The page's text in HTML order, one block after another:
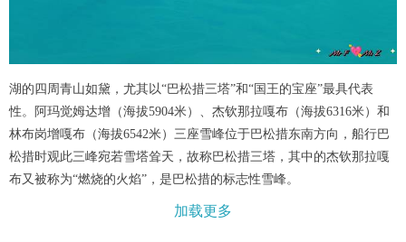
湖的四周青山如黛，尤其以“巴松措三塔”和“国王的宝座”最具代表
性。阿玛觉姆达增（海拔5904米）、杰钦那拉嘎布（海拔6316米）和
林布岗增嘎布（海拔6542米）三座雪峰位于巴松措东南方向，船行巴
松措时观此三峰宛若雪塔耸天，故称巴松措三塔，其中的杰钦那拉嘎
布又被称为“燃烧的火焰”，是巴松措的标志性雪峰。
加载更多